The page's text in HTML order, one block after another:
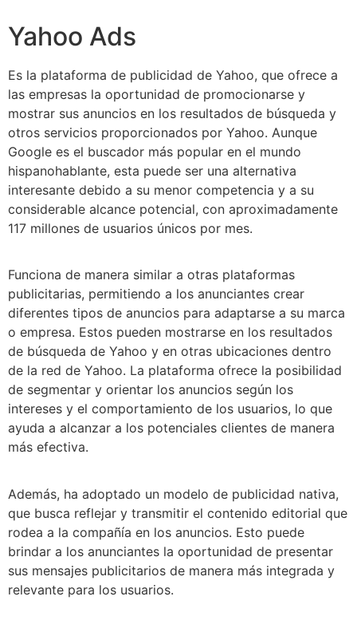
Yahoo Ads
Es la plataforma de publicidad de Yahoo, que ofrece a
las empresas la oportunidad de promocionarse y
mostrar sus anuncios en los resultados de búsqueda y
otros servicios proporcionados por Yahoo. Aunque
Google es el buscador más popular en el mundo
hispanohablante, esta puede ser una alternativa
interesante debido a su menor competencia y a su
considerable alcance potencial, con aproximadamente
117 millones de usuarios únicos por mes.
Funciona de manera similar a otras plataformas
publicitarias, permitiendo a los anunciantes crear
diferentes tipos de anuncios para adaptarse a su marca
o empresa. Estos pueden mostrarse en los resultados
de búsqueda de Yahoo y en otras ubicaciones dentro
de la red de Yahoo. La plataforma ofrece la posibilidad
de segmentar y orientar los anuncios según los
intereses y el comportamiento de los usuarios, lo que
ayuda a alcanzar a los potenciales clientes de manera
más efectiva.
Además, ha adoptado un modelo de publicidad nativa,
que busca reflejar y transmitir el contenido editorial que
rodea a la compañía en los anuncios. Esto puede
brindar a los anunciantes la oportunidad de presentar
sus mensajes publicitarios de manera más integrada y
relevante para los usuarios.